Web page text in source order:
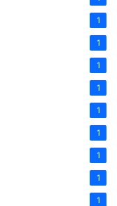
1
1
1
1
1
1
1
1
1